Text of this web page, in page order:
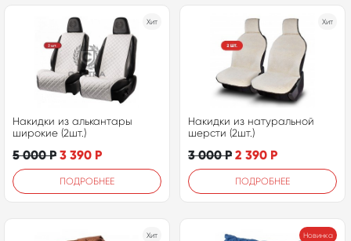
Хит
Накидки из алькантары
широкие (2шт.)
5 000Р 3 390 Р
ПОДРОБНЕЕ
Хит
Накидки из натуральной
шерсти (2шт.)
3 000Р 2 390 Р
ПОДРОБНЕЕ
Хит Новинка